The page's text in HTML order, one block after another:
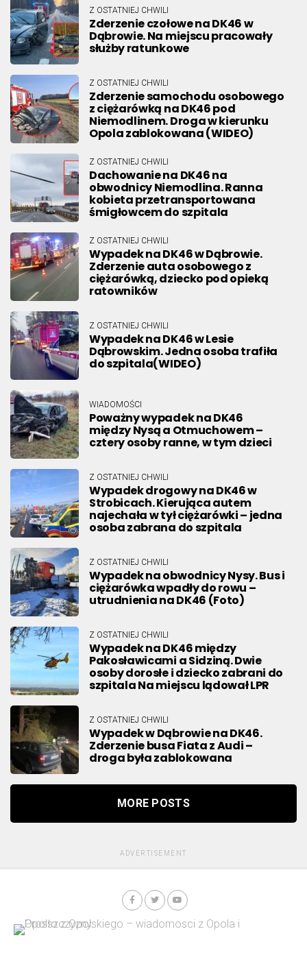
Z OSTATNIEJ CHWILI
Zderzenie czołowe na DK46 w
Dąbrowie. Na miejscu pracowały
służby ratunkowe
Z OSTATNIEJ CHWILI
Zderzenie samochodu osobowego
z ciężarówką na DK46 pod
Niemodlinem. Droga w kierunku
Opola zablokowana (WIDEO)
Z OSTATNIEJ CHWILI
Dachowanie na DK46 na
obwodnicy Niemodlina. Ranna
kobieta przetransportowana
śmigłowcem do szpitala
Z OSTATNIEJ CHWILI
Wypadek na DK46 w Dąbrowie.
Zderzenie auta osobowego z
ciężarówką, dziecko pod opieką
ratowników
Z OSTATNIEJ CHWILI
Wypadek na DK46 w Lesie
Dąbrowskim. Jedna osoba trafiła
do szpitala(WIDEO)
WIADOMOŚCI
Poważny wypadek na DK46
między Nysą a Otmuchowem –
cztery osoby ranne, w tym dzieci
Z OSTATNIEJ CHWILI
Wypadek drogowy na DK46 w
Strobicach. Kierująca autem
najechała w tył ciężarówki – jedna
osoba zabrana do szpitala
Z OSTATNIEJ CHWILI
Wypadek na obwodnicy Nysy. Bus i
ciężarówka wpadły do rowu –
utrudnienia na DK46 (Foto)
Z OSTATNIEJ CHWILI
Wypadek na DK46 między
Pakosławicami a Sidziną. Dwie
osoby dorosłe i dziecko zabrani do
szpitala Na miejscu lądował LPR
Z OSTATNIEJ CHWILI
Wypadek w Dąbrowie na DK46.
Zderzenie busa Fiata z Audi –
droga była zablokowana
MORE POSTS
ADVERTISEMENT